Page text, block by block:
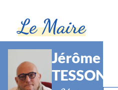
Le Maire
Jérôme
TESSON